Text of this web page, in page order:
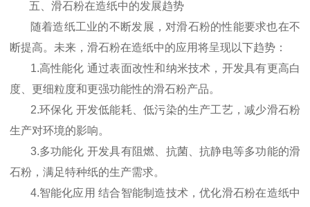
五、滑石粉在造纸中的发展趋势
随着造纸工业的不断发展，对滑石粉的性能要求也在不
断提高。未来，滑石粉在造纸中的应用将呈现以下趋势：
1.高性能化 通过表面改性和纳米技术，开发具有更高白
度、更细粒度和更强功能性的滑石粉产品。
2.环保化 开发低能耗、低污染的生产工艺，减少滑石粉
生产对环境的影响。
3.多功能化 开发具有阻燃、抗菌、抗静电等多功能的滑
石粉，满足特种纸的生产需求。
4.智能化应用 结合智能制造技术，优化滑石粉在造纸中